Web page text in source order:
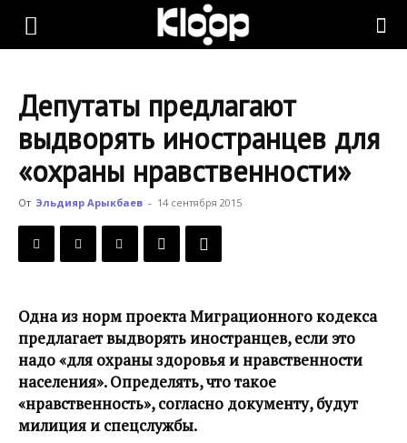
KLOOP.KG
Новости
Кыргызстана
Депутаты предлагают
выдворять иностранцев для
«охраны нравственности»
От Эльдияр Арыкбаев - 14 сентября 2015
Одна из норм проекта Миграционного кодекса
предлагает выдворять иностранцев, если это
надо «для охраны здоровья и нравственности
населения». Определять, что такое
«нравственность», согласно документу, будут
милиция и спецслужбы.